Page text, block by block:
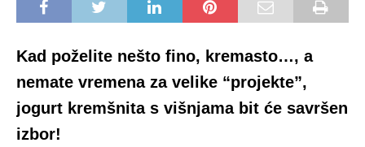
Kad poželite nešto fino, kremasto…, a
nemate vremena za velike “projekte”,
jogurt kremšnita s višnjama bit će savršen
izbor!